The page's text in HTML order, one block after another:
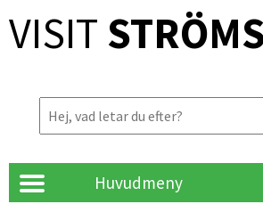
VISIT
Huvudmeny